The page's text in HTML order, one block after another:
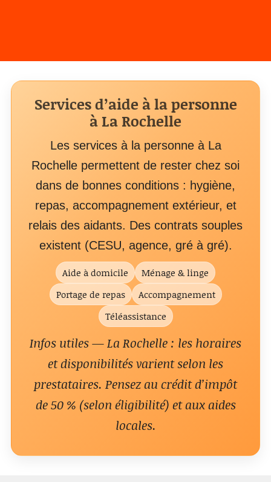
Services d’aide à la personne
à La Rochelle
Les services à la personne à La
Rochelle permettent de rester chez soi
dans de bonnes conditions : hygiène,
repas, accompagnement extérieur, et
relais des aidants. Des contrats souples
existent (CESU, agence, gré à gré).
Aide à domicile
Ménage & linge
Portage de repas
Accompagnement
Téléassistance
Infos utiles — La Rochelle : les horaires
et disponibilités varient selon les
prestataires. Pensez au crédit d’impôt
de 50 % (selon éligibilité) et aux aides
locales.